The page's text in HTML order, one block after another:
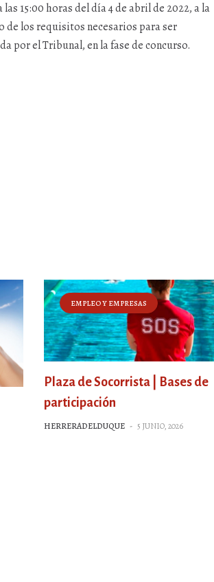
15:00 horas del día 4 de abril de 2022, a la
los requisitos necesarios para ser
por el Tribunal, en la fase de concurso.
EMPLEO Y EMPRESAS
Plaza de Socorrista | Bases de
participación
HERRERADELDUQUE - 5 JUNIO, 2026